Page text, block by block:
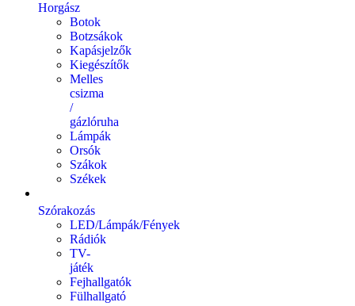
Horgász
Botok
Botzsákok
Kapásjelzők
Kiegészítők
Melles
csizma
/
gázlóruha
Lámpák
Orsók
Szákok
Székek
Szórakozás
LED/Lámpák/Fények
Rádiók
TV-
játék
Fejhallgatók
Fülhallgató